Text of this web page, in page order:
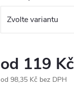
od 119 Kč
od 98,35 Kč bez DPH